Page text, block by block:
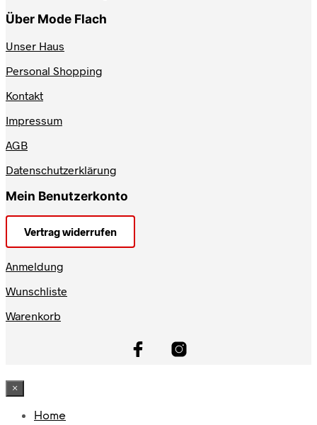
Über Mode Flach
Unser Haus
Personal Shopping
Kontakt
Impressum
AGB
Datenschutzerklärung
Mein Benutzerkonto
Vertrag widerrufen
Anmeldung
Wunschliste
Warenkorb
×
Home